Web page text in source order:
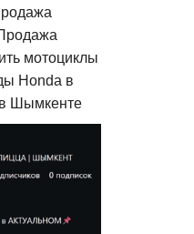
мотоциклы
Honda в
Шымкенте